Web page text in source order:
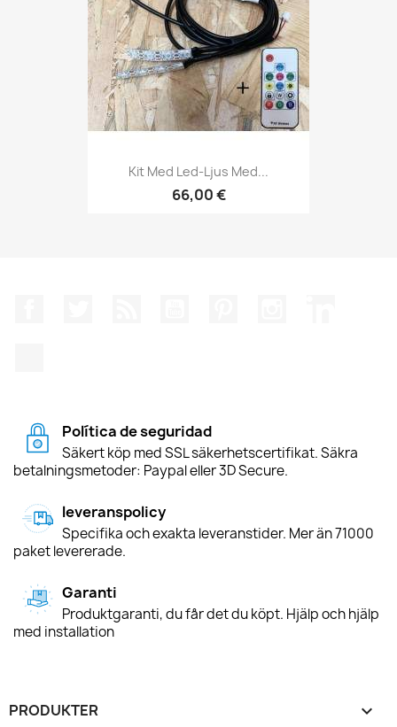
Kit Med Led-Ljus Med...
66,00 €
Política de seguridad
Säkert köp med SSL säkerhetscertifikat. Säkra
betalningsmetoder: Paypal eller 3D Secure.
leveranspolicy
Specifika och exakta leveranstider. Mer än 71000
paket levererade.
Garanti
Produktgaranti, du får det du köpt. Hjälp och hjälp
med installation
PRODUKTER 